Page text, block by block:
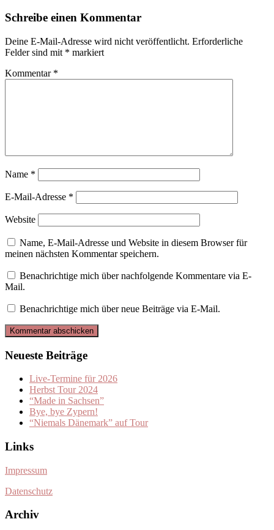
Schreibe einen Kommentar
Deine E-Mail-Adresse wird nicht veröffentlicht. Erforderliche
Felder sind mit * markiert
Kommentar *
Name *
E-Mail-Adresse *
Website
Name, E-Mail-Adresse und Website in diesem Browser für
meinen nächsten Kommentar speichern.
Benachrichtige mich über nachfolgende Kommentare via E-
Mail.
Benachrichtige mich über neue Beiträge via E-Mail.
Neueste Beiträge
Live-Termine für 2026
Herbst Tour 2024
“Made in Sachsen”
Bye, bye Zypern!
“Niemals Dänemark” auf Tour
Links
Impressum
Datenschutz
Archiv